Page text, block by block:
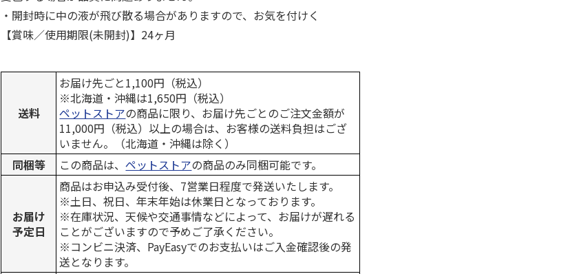
・開封時に中の液が飛び散る場合がありますので、お気を付けく
【賞味／使用期限(未開封)】24ヶ月
送料
お届け先ごと1,100円（税込）
※北海道・沖縄は1,650円（税込）
ペットストアの商品に限り、お届け先ごとのご注文金額が
11,000円（税込）以上の場合は、お客様の送料負担はござ
いません。（北海道・沖縄は除く）
同梱等
この商品は、ペットストアの商品のみ同梱可能です。
お届け
予定日
商品はお申込み受付後、7営業日程度で発送いたします。
※土日、祝日、年末年始は休業日となっております。
※在庫状況、天候や交通事情などによって、お届けが遅れる
ことがございますので予めご了承ください。
※コンビニ決済、PayEasyでのお支払いはご入金確認後の発
送となります。